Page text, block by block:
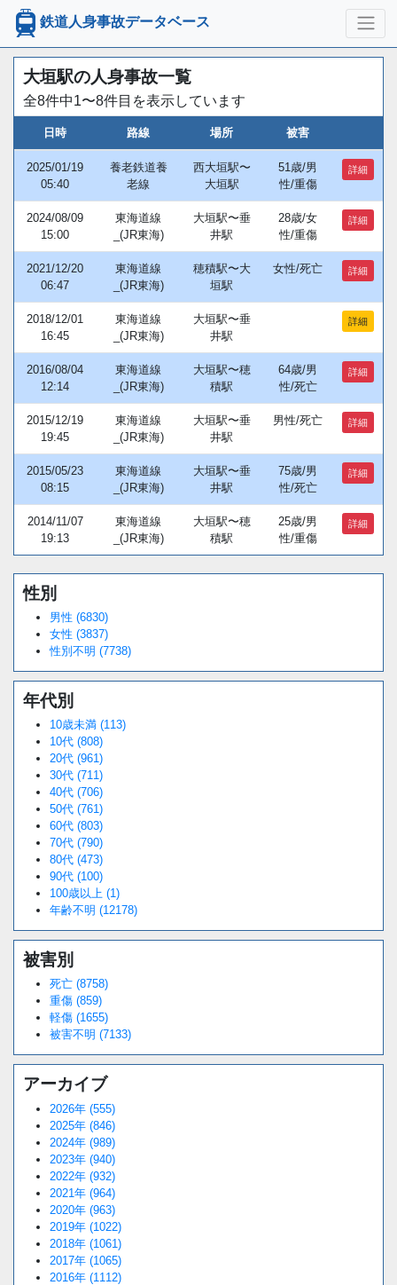
鉄道人身事故データベース
大垣駅の人身事故一覧
全8件中1〜8件目を表示しています
日時 路線 場所 被害
2025/01/19
05:40
養老鉄道養
老線
西大垣駅〜
大垣駅
51歳/男
性/重傷
詳細
2024/08/09
15:00
東海道線
_(JR東海)
大垣駅〜垂
井駅
28歳/女
性/重傷
詳細
2021/12/20
06:47
東海道線
_(JR東海)
穂積駅〜大
垣駅
女性/死亡 詳細
2018/12/01
16:45
東海道線
_(JR東海)
大垣駅〜垂
井駅
詳細
2016/08/04
12:14
東海道線
_(JR東海)
大垣駅〜穂
積駅
64歳/男
性/死亡
詳細
2015/12/19
19:45
東海道線
_(JR東海)
大垣駅〜垂
井駅
男性/死亡 詳細
2015/05/23
08:15
東海道線
_(JR東海)
大垣駅〜垂
井駅
75歳/男
性/死亡
詳細
2014/11/07
19:13
東海道線
_(JR東海)
大垣駅〜穂
積駅
25歳/男
性/重傷
詳細
Unmute
性別
男性 (6830)
女性 (3837)
性別不明 (7738)
年代別
10歳未満 (113)
10代 (808)
20代 (961)
30代 (711)
40代 (706)
50代 (761)
60代 (803)
70代 (790)
80代 (473)
90代 (100)
100歳以上 (1)
年齢不明 (12178)
被害別
死亡 (8758)
重傷 (859)
軽傷 (1655)
被害不明 (7133)
アーカイブ
2026年 (555)
2025年 (846)
2024年 (989)
2023年 (940)
2022年 (932)
2021年 (964)
2020年 (963)
2019年 (1022)
2018年 (1061)
2017年 (1065)
2016年 (1112)